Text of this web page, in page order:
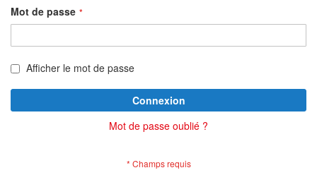
Mot de passe
Afficher le mot de passe
Connexion
Mot de passe oublié ?